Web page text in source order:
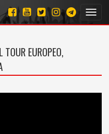
TOUR EUROPEO,